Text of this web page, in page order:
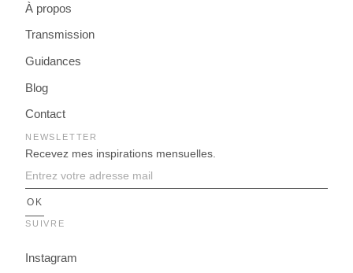
À propos
Transmission
Guidances
Blog
Contact
NEWSLETTER
Recevez mes inspirations mensuelles.
SUIVRE
Instagram